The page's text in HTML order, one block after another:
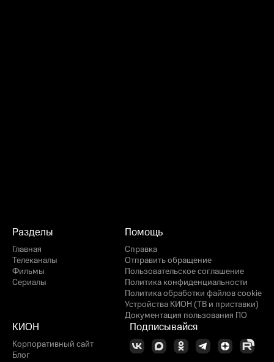
Разделы
Главная
Телеканалы
Фильмы
Сериалы
Помощь
Справка
Отправить обращение
Пользовательское соглашение
Политика конфиденциальности
Политика обработки файлов cookie
Устройства КИОН (ТВ и приставки)
Документация пользования ПО
КИОН
Корпоративный сайт
Блог
Подписывайся